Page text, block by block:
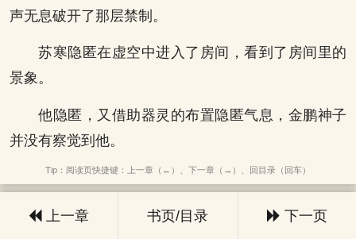
声无息破开了那层禁制。
苏寒隐匿在虚空中进入了房间，看到了房间里的
景象。
他隐匿，又借助器灵的布置隐匿气息，金鹏神子
并没有察觉到他。
Tip：阅读页快捷键：上一章（←）、下一章（→）、回目录（回车）
上一章 书页/目录 下一页